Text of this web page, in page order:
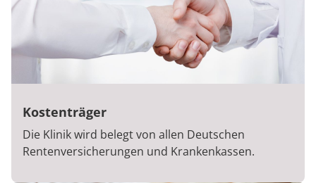
Kostenträger
Die Klinik wird belegt von allen Deutschen
Rentenversicherungen und Krankenkassen.